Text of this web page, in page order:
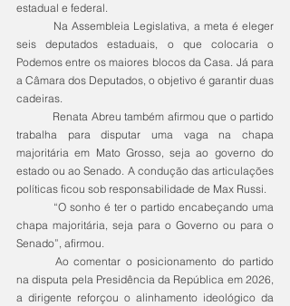
estadual e federal.
seis deputados estaduais, o que colocaria o
Podemos entre os maiores blocos da Casa. Já para
a Câmara dos Deputados, o objetivo é garantir duas
cadeiras.
trabalha para disputar uma vaga na chapa
majoritária em Mato Grosso, seja ao governo do
estado ou ao Senado. A condução das articulações
políticas ficou sob responsabilidade de Max Russi.
chapa majoritária, seja para o Governo ou para o
Senado”, afirmou.
na disputa pela Presidência da República em 2026,
a dirigente reforçou o alinhamento ideológico da